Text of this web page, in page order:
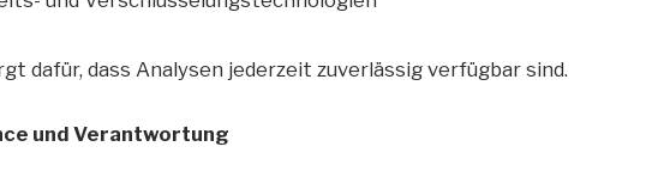
dafür, dass Analysen jederzeit zuverlässig verfügbar sind.
und Verantwortung